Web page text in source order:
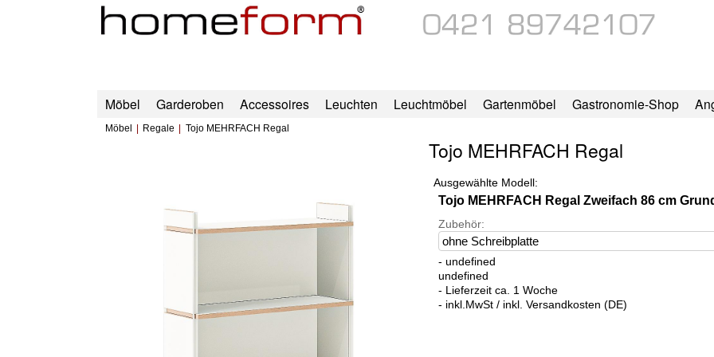
Möbel Garderoben Accessoires Leuchten Leuchtmöbel Gartenmöbel Gastronomie-Shop
Möbel Regale Tojo MEHRFACH Regal
Tojo MEHRFACH Regal
Ausgewählte Modell:
Tojo MEHRFACH Regal Zweifach 86 cm
Zubehör:
- undefined
undefined
- Lieferzeit ca. 1 Woche
- inkl.MwSt / inkl. Versandkosten (DE)